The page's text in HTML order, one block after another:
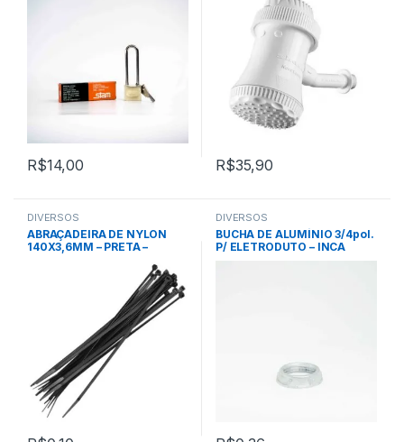
R$14,00 R$35,90
DIVERSOS
ABRAÇADEIRA DE NYLON
140X3,6MM – PRETA –
DIVERSOS
BUCHA DE ALUMÍNIO 3/4pol.
P/ ELETRODUTO – INCA